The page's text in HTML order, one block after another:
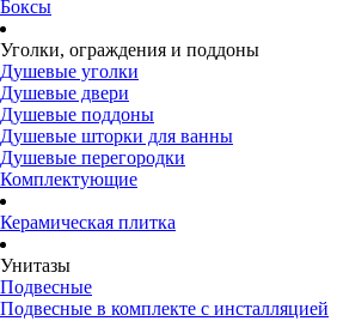
Боксы
Уголки, ограждения и поддоны
Душевые уголки
Душевые двери
Душевые поддоны
Душевые шторки для ванны
Душевые перегородки
Комплектующие
Керамическая плитка
Унитазы
Подвесные
Подвесные в комплекте с инсталляцией